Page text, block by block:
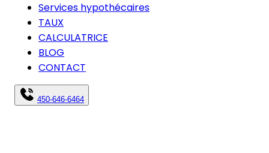
Services hypothécaires
TAUX
CALCULATRICE
BLOG
CONTACT
450-646-6464